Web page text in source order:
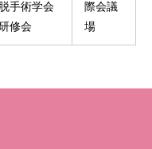
手術学会
修会
際会議
場